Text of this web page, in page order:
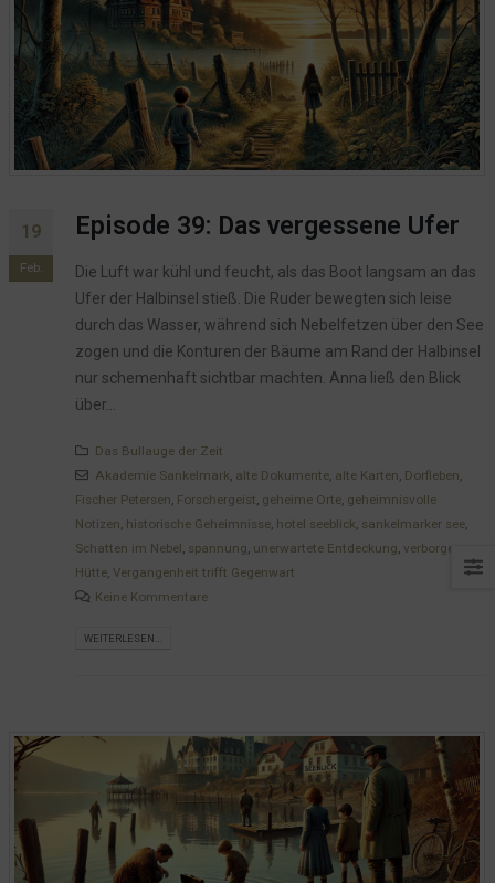
19
Feb.
Episode 39: Das vergessene Ufer
Die Luft war kühl und feucht, als das Boot langsam an das
Ufer der Halbinsel stieß. Die Ruder bewegten sich leise
durch das Wasser, während sich Nebelfetzen über den See
zogen und die Konturen der Bäume am Rand der Halbinsel
nur schemenhaft sichtbar machten. Anna ließ den Blick
über...
Das Bullauge der Zeit
Akademie Sankelmark alte Dokumente, alte Karten Dorfleben
Fischer Petersen Forschergeist geheime Orte geheimnisvolle
Notizen historische Geheimnisse hotel seeblick sankelmarker see
Schatten im Nebel spannung unerwartete Entdeckung verborgene
Hütte Vergangenheit trifft Gegenwart
Keine Kommentare
WEITERLESEN...